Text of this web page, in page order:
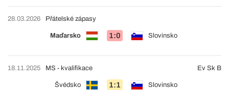
28.03.2026
Maďarsko 1:0 Slovinsko
Přátelské zápasy
18.11.2025
Švédsko 1:1 Slovinsko
MS - kvalifikace Ev Sk B